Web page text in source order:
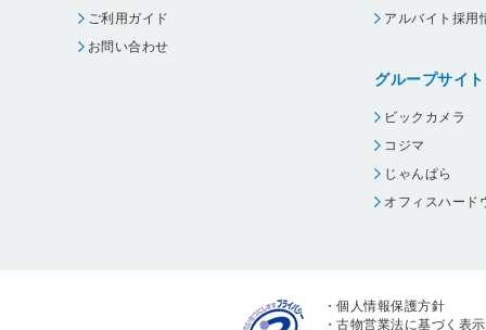
ご利用ガイド
お問い合わせ
アルバイト採用
グループサイト
ビックカメラ
コジマ
じゃんぱら
オフィスハード
・個人情報保護方針
・古物営業法に基づく表示